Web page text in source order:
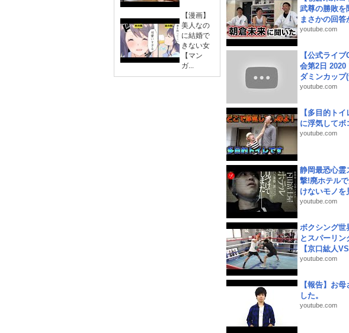
【漫画】
美人なの
に結婚で
きない女
【マン
ガ...
武尊の勝敗を
まさかの回答
youtube.com
【公式ライ
会第2日 2020
ダミンカップ
youtube.com
【多目的ト
に浮気してボ
youtube.com
静岡最恐心霊
撃!廃ホテル
けないモノを
youtube.com
ボクシング世
とスパーリン
【京口紘人
youtube.com
【報告】お
した。
youtube.com